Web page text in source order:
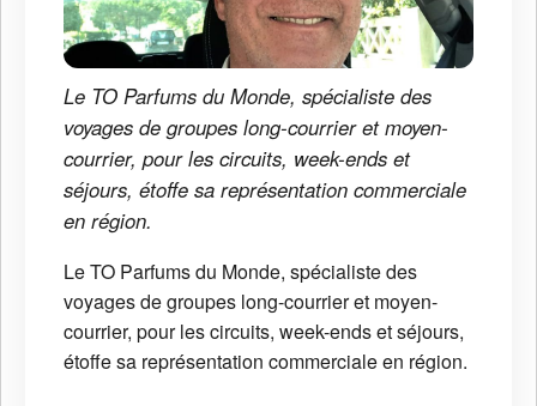
Le TO Parfums du Monde, spécialiste des
voyages de groupes long-courrier et moyen-
courrier, pour les circuits, week-ends et
séjours, étoffe sa représentation commerciale
en région.
Le TO Parfums du Monde, spécialiste des
voyages de groupes long-courrier et moyen-
courrier, pour les circuits, week-ends et séjours,
étoffe sa représentation commerciale en région.